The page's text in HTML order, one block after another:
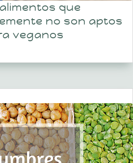
que
no son aptos
veganos